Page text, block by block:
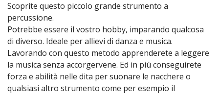
Scoprite questo piccolo grande strumento a
percussione.
Potrebbe essere il vostro hobby, imparando qualcosa
di diverso. Ideale per allievi di danza e musica.
Lavorando con questo metodo apprenderete a leggere
la musica senza accorgervene. Ed in più conseguirete
forza e abilità nelle dita per suonare le nacchere o
qualsiasi altro strumento come per esempio il